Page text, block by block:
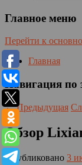
Главное меню
Перейти к
Главная
Навигация по
←Предыдущая
Обзор
Опубликовано 3